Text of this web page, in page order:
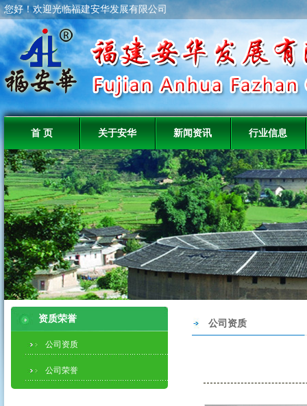
您好！欢迎光临福建安华发展有限公司
首 页 关于安华 新闻资讯 行业信息
资质荣誉
公司资质
公司荣誉
公司资质